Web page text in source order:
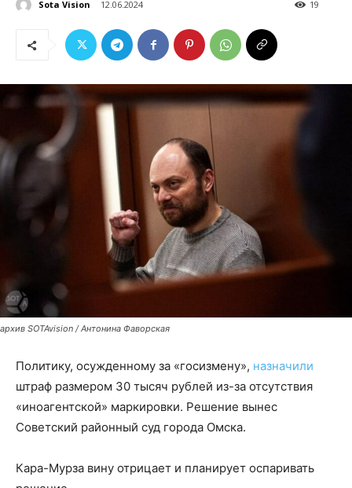
Sota Vision 12.06.2024 19
архив SOTAvision / Антонина Фаворская
Политику, осужденному за «госизмену», назначили
штраф размером 30 тысяч рублей из-за отсутствия
«иноагентской» маркировки. Решение вынес
Советский районный суд города Омска.
Кара-Мурза вину отрицает и планирует оспаривать